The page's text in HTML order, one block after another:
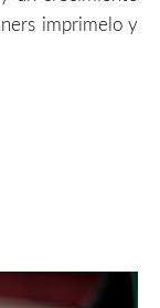
imprimelo y